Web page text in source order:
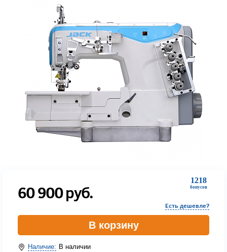
1218
бонусов
60 900руб.
Есть дешевле?
В корзину
Наличие: В наличии